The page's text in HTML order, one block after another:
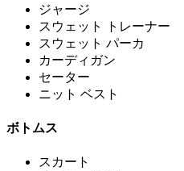
ジャージ
スウェット トレーナー
スウェット パーカ
カーディガン
セーター
ニット ベスト
ボトムス
スカート